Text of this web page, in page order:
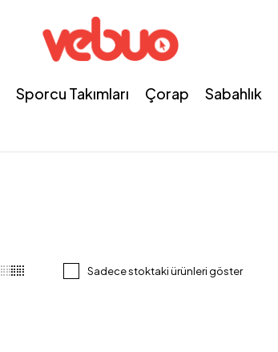
Sporcu Takımları Çorap Sabahlık
Sadece stoktaki ürünleri göster